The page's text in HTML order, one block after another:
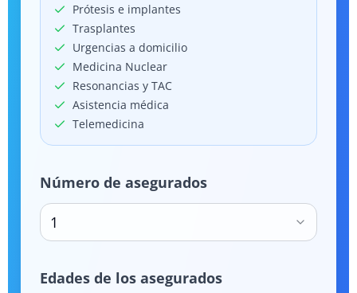
Prótesis e implantes
Trasplantes
Urgencias a domicilio
Medicina Nuclear
Resonancias y TAC
Asistencia médica
Telemedicina
Número de asegurados
1
Edades de los asegurados